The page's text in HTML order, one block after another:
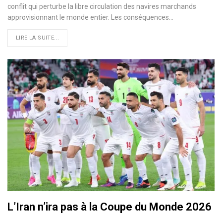
conflit qui perturbe la libre circulation des navires marchands
approvisionnant le monde entier. Les conséquences…
LIRE LA SUITE...
L’Iran n’ira pas à la Coupe du Monde 2026